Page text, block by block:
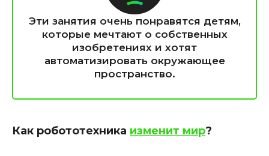
Эти занятия очень понравятся детям,
которые мечтают о собственных
изобретениях и хотят
автоматизировать окружающее
пространство.
Как робототехника изменит мир?